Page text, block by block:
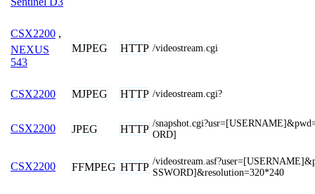
CSX2200 ,
NEXUS
543
MJPEG HTTP /videostream.cgi
CSX2200 MJPEG HTTP /videostream.cgi?
CSX2200 JPEG HTTP /
ORD]
CSX2200 FFMPEG HTTP /
SSWORD]&resolution=320*240